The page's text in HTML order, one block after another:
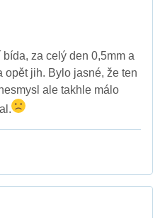
za celý den 0,5mm a
opět jih. Bylo jasné, že ten
ale takhle málo